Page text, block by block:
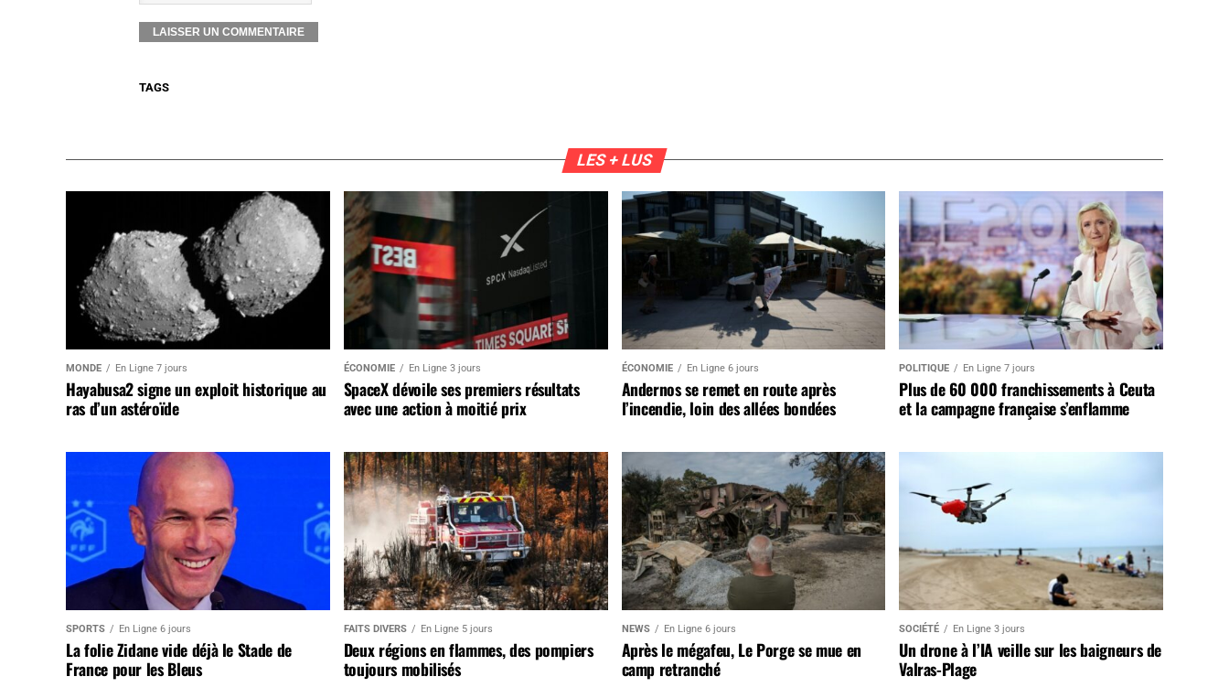
TAGS
LES + LUS
MONDE En Ligne 7 jours
Hayabusa2 signe un exploit historique au
ras d’un astéroïde
ÉCONOMIE En Ligne 3 jours
SpaceX dévoile ses premiers résultats
avec une action à moitié prix
ÉCONOMIE En Ligne 6 jours
Andernos se remet en route après
l’incendie, loin des allées bondées
POLITIQUE En Ligne 7 jours
Plus de 60 000 franchissements à Ceuta
et la campagne française s’enflamme
SPORTS En Ligne 6 jours
La folie Zidane vide déjà le Stade de
France pour les Bleus
FAITS DIVERS En Ligne 5 jours
Deux régions en flammes, des pompiers
toujours mobilisés
NEWS En Ligne 6 jours
Après le mégafeu, Le Porge se mue en
camp retranché
SOCIÉTÉ En Ligne 3 jours
Un drone à l’IA veille sur les baigneurs de
Valras-Plage